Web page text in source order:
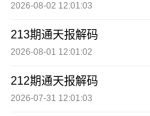
2026-08-02 12:01:03
213期通天报解码
2026-08-01 12:01:02
212期通天报解码
2026-07-31 12:01:03